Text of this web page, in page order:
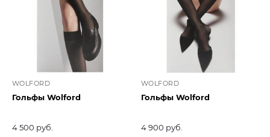
WOLFORD
Гольфы Wolford
4 500 руб.
WOLFORD
Гольфы Wolford
4 900 руб.